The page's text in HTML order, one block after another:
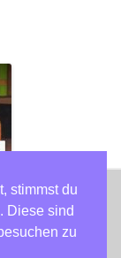
stimmst du
Diese sind
zu